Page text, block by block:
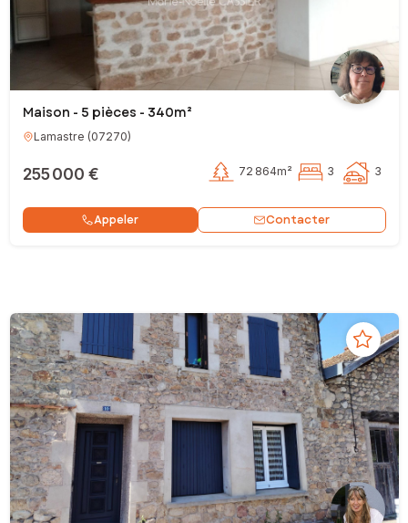
Maison - 5 pièces - 340m²
Lamastre (07270)
255 000 € 72 864m² 3 3
Appeler Contacter